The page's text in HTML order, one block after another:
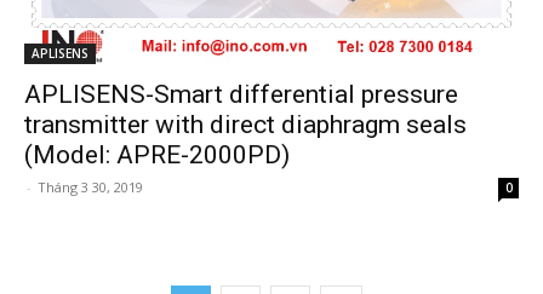
APLISENS
APLISENS-Smart differential pressure
transmitter with direct diaphragm seals
(Model: APRE-2000PD)
- Tháng 3 30, 2019 0